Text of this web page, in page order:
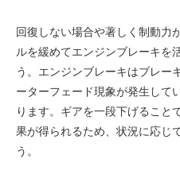
回復しない場合や著しく制動力
ルを緩めてエンジンブレーキを
う。エンジンブレーキはブレー
ーターフェード現象が発生して
ります。ギアを一段下げること
果が得られるため、状況に応じ
う。